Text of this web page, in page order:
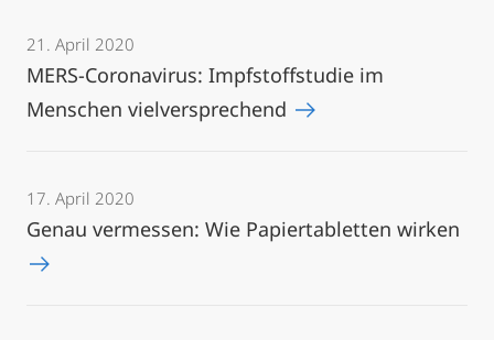
21. April 2020
MERS-Coronavirus: Impfstoffstudie im
Menschen vielversprechend
17. April 2020
Genau vermessen: Wie Papiertabletten wirken